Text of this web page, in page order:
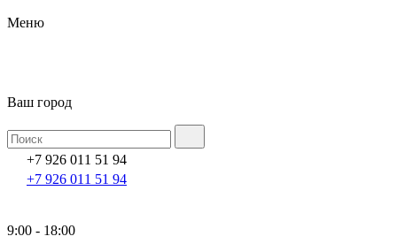
Меню
Ваш город
+7 926 011 51 94
+7 926 011 51 94
9:00 - 18:00